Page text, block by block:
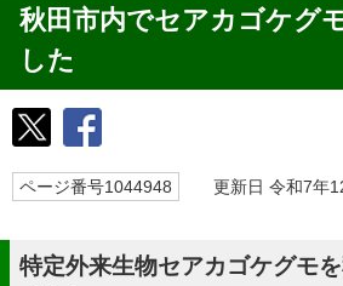
秋田市内でセアカゴケグ
した
ページ番号1044948 更新日 令和7年
特定外来生物セアカゴケグモ